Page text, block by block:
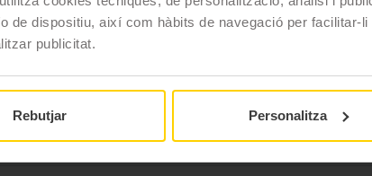
de dispositiu, així com hàbits de navegació per facilitar-
publicitat.
Rebutjar Personalitza
CARGO
Hivern